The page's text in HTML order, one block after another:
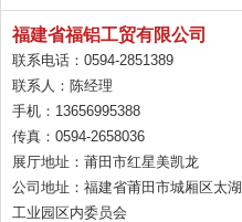
福建省福铝工贸有限公司
联系电话：0594-2851389
联系人：陈经理
手机：13656995388
传真：0594-2658036
展厅地址：莆田市红星美凯龙
公司地址：福建省莆田市城厢区太湖
工业园区内委员会